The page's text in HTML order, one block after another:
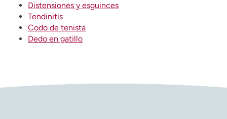
Distensiones y esguinces
Tendinitis
Codo de tenista
Dedo en gatillo